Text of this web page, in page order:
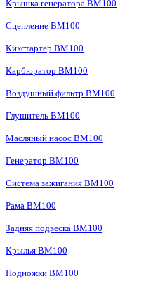
Крышка генератора BM100
Сцепление BM100
Кикстартер BM100
Карбюратор BM100
Воздушный фильтр BM100
Глушитель BM100
Масляный насос BM100
Генератор BM100
Система зажигания BM100
Рама BM100
Задняя подвеска BM100
Крылья BM100
Подножки BM100